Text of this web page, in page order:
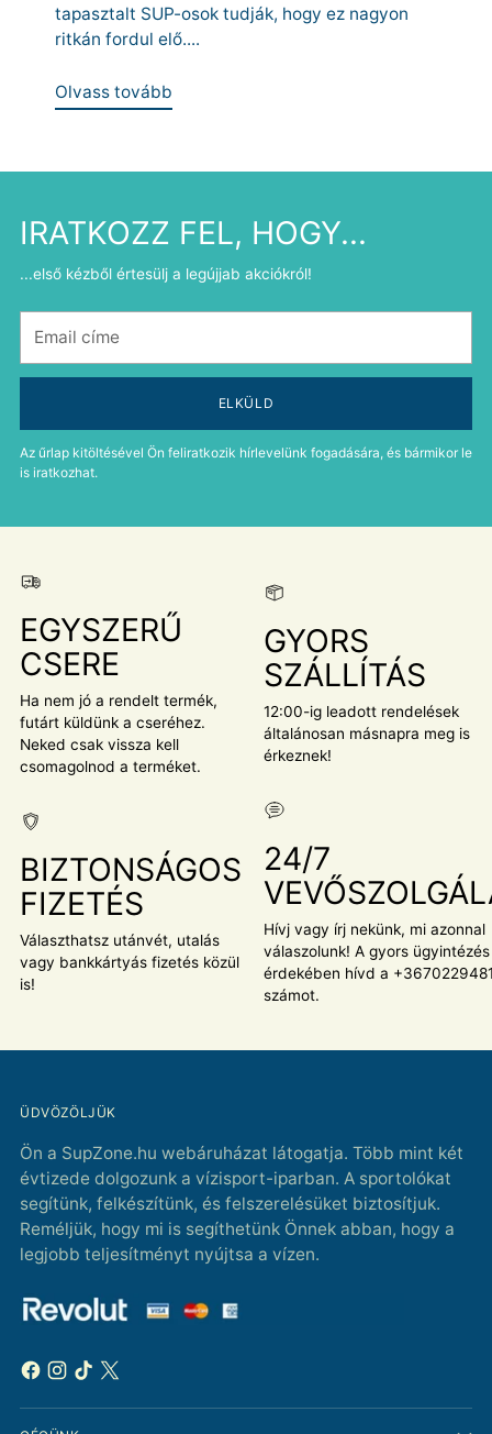
tapasztalt SUP-osok tudják, hogy ez nagyon
ritkán fordul elő....
Olvass tovább
IRATKOZZ FEL, HOGY...
...első kézből értesülj a legújjab akciókról!
címe
ELKÜLD
Az űrlap kitöltésével Ön feliratkozik hírlevelünk fogadására, és bármikor le
is iratkozhat.
EGYSZERŰ
CSERE
Ha nem jó a rendelt termék,
futárt küldünk a cseréhez.
Neked csak vissza kell
csomagolnod a terméket.
GYORS
SZÁLLÍTÁS
12:00-ig leadott rendelések
általánosan másnapra meg is
érkeznek!
BIZTONSÁGOS
FIZETÉS
Választhatsz utánvét, utalás
vagy bankkártyás fizetés közül
is!
24/7
Hívj vagy írj nekünk, mi azonnal
válaszolunk! A gyors ügyintézés
érdekében hívd a
számot.
ÜDVÖZÖLJÜK
Ön a SupZone.hu webáruházat látogatja. Több mint két
évtizede dolgozunk a vízisport-iparban. A sportolókat
segítünk, felkészítünk, és felszerelésüket biztosítjuk.
Reméljük, hogy mi is segíthetünk Önnek abban, hogy a
legjobb teljesítményt nyújtsa a vízen.